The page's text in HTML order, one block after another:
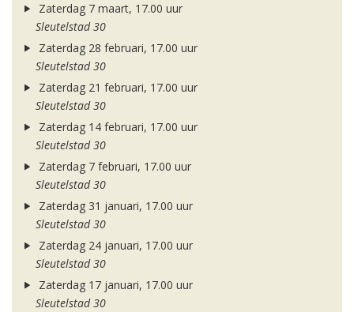
Zaterdag 7 maart, 17.00 uur
Sleutelstad 30
Zaterdag 28 februari, 17.00 uur
Sleutelstad 30
Zaterdag 21 februari, 17.00 uur
Sleutelstad 30
Zaterdag 14 februari, 17.00 uur
Sleutelstad 30
Zaterdag 7 februari, 17.00 uur
Sleutelstad 30
Zaterdag 31 januari, 17.00 uur
Sleutelstad 30
Zaterdag 24 januari, 17.00 uur
Sleutelstad 30
Zaterdag 17 januari, 17.00 uur
Sleutelstad 30